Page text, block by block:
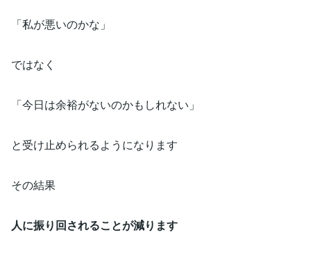
「私が悪いのかな」
ではなく
「今日は余裕がないのかもしれない」
と受け止められるようになります
その結果
人に振り回されることが減ります